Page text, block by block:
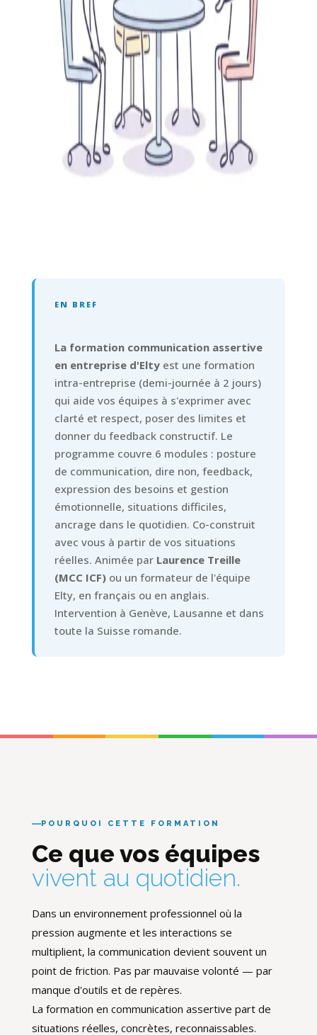
EN BREF
La formation communication assertive
en entreprise d'Eltyest une formation
intra-entreprise (demi-journée à 2 jours)
qui aide vos équipes à s'exprimer avec
clarté et respect, poser des limites et
donner du feedback constructif. Le
programme couvre 6 modules : posture
de communication, dire non, feedback,
expression des besoins et gestion
émotionnelle, situations difficiles,
ancrage dans le quotidien. Co-construit
avec vous à partir de vos situations
réelles. Animée par Laurence Treille
(MCC ICF)ou un formateur de l'équipe
Elty, en français ou en anglais.
Intervention à Genève, Lausanne et dans
toute la Suisse romande.
POURQUOI CETTE FORMATION
Ce que vos équipes
vivent au quotidien.
Dans un environnement professionnel où la
pression augmente et les interactions se
multiplient, la communication devient souvent un
point de friction. Pas par mauvaise volonté — par
manque d'outils et de repères.
La formation en communication assertive part de
situations réelles, concrètes, reconnaissables.